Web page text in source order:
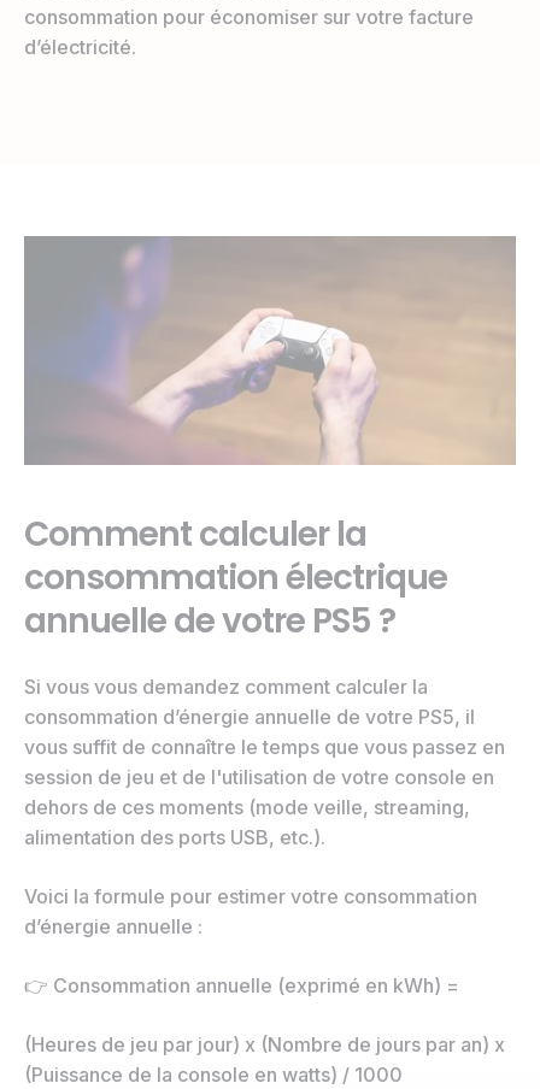
consommation pour économiser sur votre facture
d’électricité.
Comment calculer la
consommation électrique
annuelle de votre PS5 ?
Si vous vous demandez comment calculer la
consommation d’énergie annuelle de votre PS5, il
vous suffit de connaître le temps que vous passez en
session de jeu et de l'utilisation de votre console en
dehors de ces moments (mode veille, streaming,
alimentation des ports USB, etc.).
Voici la formule pour estimer votre consommation
d’énergie annuelle :
👉 Consommation annuelle (exprimé en kWh) =
(Heures de jeu par jour) x (Nombre de jours par an) x
(Puissance de la console en watts) / 1000